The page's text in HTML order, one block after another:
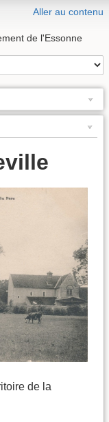
Aller au contenu
de l'Essonne
de la